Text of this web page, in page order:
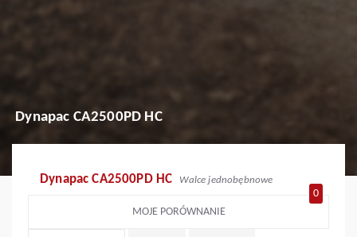
Dynapac CA2500PD HC
Dynapac CA2500PD HC Walce jednobębnowe
0
MOJE PORÓWNANIE